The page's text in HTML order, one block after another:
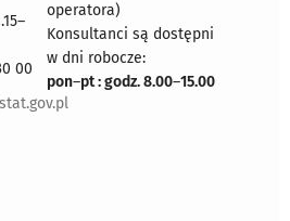
00
operatora)
Konsultanci są dostępni
w dni robocze:
pon–pt : godz. 8.00–15.00